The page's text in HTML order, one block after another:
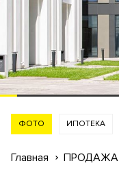
ФОТО ИПОТЕКА
Главная ПРОДАЖА